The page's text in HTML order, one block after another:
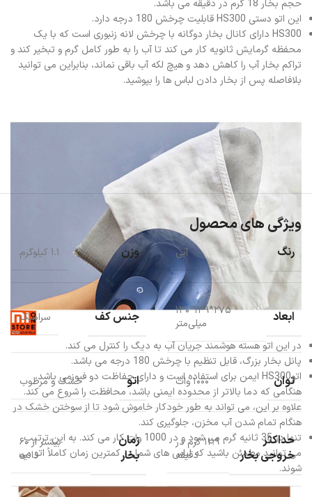
حجم بخار 18 گرم در دقیقه می باشد.
این اتو دستی HS300 قابلیت چرخش 180 درجه دارد.
HS300 دارای کانال بخار دوگانه با چرخش لانه زنبوری است که با یک
محفظه گرمایش ثانویه کار می کند تا آب را به طور کامل گرم و تبخیر کند و
تراکم بخار آب را کاهش دهد و هیچ لکه آب باقی نماند، بنابراین می توانید
بلافاصله پس از بخار دادن لباس ها را بپوشید.
در این اتو هسته هوشمند جریان آب به دیگ را کنترل می کند.
پانل بخار بزرگ، قابل تنظیم با چرخش 180 درجه می باشد.
اتوHS300 ایمن برای استفاده است و دارای حفاظت دو فیوزمی باشد،
هنگامی که دما بالاتر از محدوده ایمنی باشد، محافظت را شروع می کند.
علاوه بر این، می تواند به طور خودکار خاموش شود تا از سوختن خشک در
هنگام تمام شدن آب مخزن، جلوگیری کند.
تنها در 35 ثانیه گرم می شود و در 1000 وات کار می کند. به این ترتیب
می توانید مطمئن باشید که لباس های شما در کمترین زمان کاملاً اتو می
شوند.
ویژگی های محصول
رنگ آبی وزن ۱.۱ کیلوگرم
ابعاد
۲۷۵*۱۳۹*۱۳۰
میلی‌متر
جنس کف سرامیک
توان ۱۰۰۰ وات اتو خشک و مرطوب
حداکثر
خروجی بخار
۱۲.۹ گرم در
دقیقه
زمان
بخار
بیشتر از ۶۰
ثانیه